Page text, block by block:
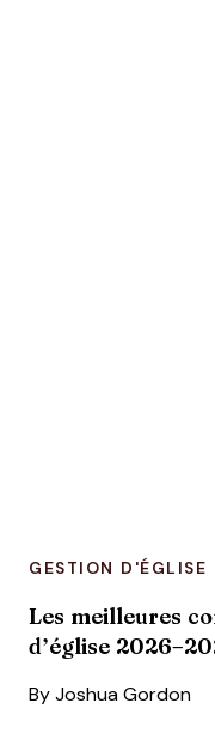
GESTION D'ÉGLISE
Les meilleures
d’église
By Joshua Gordon